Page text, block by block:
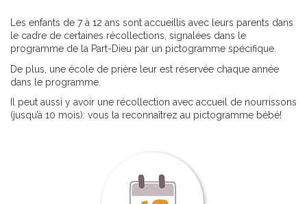
Les enfants de 7 à 12 ans sont accueillis avec leurs parents dans
le cadre de certaines récollections, signalées dans le
programme de la Part-Dieu par un pictogramme spécifique.
De plus, une école de prière leur est réservée chaque année
dans le programme.
Il peut aussi y avoir une récollection avec accueil de nourrissons
(jusqu’à 10 mois): vous la reconnaîtrez au pictogramme bébé!